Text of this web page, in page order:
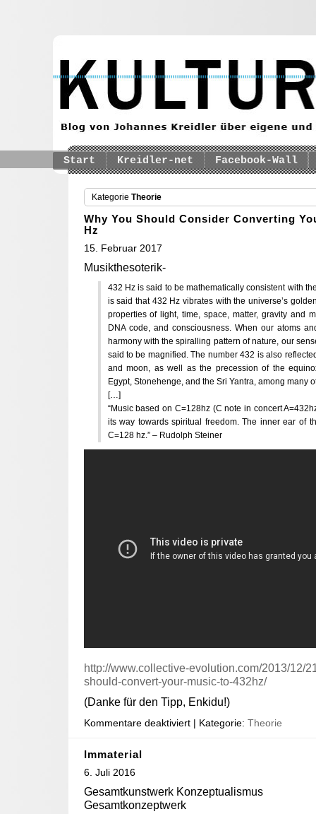
Start Kreidler-net Facebook-Wall
Kategorie Theorie
Why You Should Consider Converting
Hz
15. Februar 2017
Musikthesoterik-
432 Hz is said to be mathematically consistent with
is said that 432 Hz vibrates with the universe’s
properties of light, time, space, matter, gravity and
DNA code, and consciousness. When our atoms
harmony with the spiralling pattern of nature, our
said to be magnified. The number 432 is also
and moon, as well as the precession of the
Egypt, Stonehenge, and the Sri Yantra, among many
[…]
“Music based on C=128hz (C note in concert
its way towards spiritual freedom. The inner ear of
C=128 hz.” – Rudolph Steiner
http://www.collective-evolution.com/2013/12/
should-convert-your-music-to-432hz/
(Danke für den Tipp, Enkidu!)
Kommentare deaktiviert | Kategorie: Theorie
Immaterial
6. Juli 2016
Gesamtkunstwerk Konzeptualismus
Gesamtkonzeptwerk